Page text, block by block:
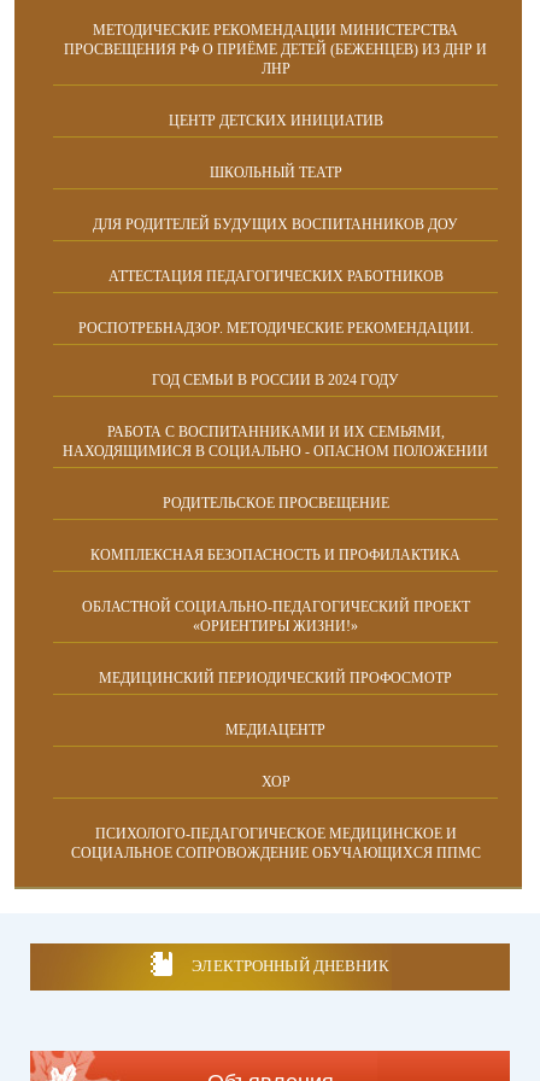
МЕТОДИЧЕСКИЕ РЕКОМЕНДАЦИИ МИНИСТЕРСТВА
ПРОСВЕЩЕНИЯ РФ О ПРИЁМЕ ДЕТЕЙ (БЕЖЕНЦЕВ) ИЗ ДНР И
ЛНР
ЦЕНТР ДЕТСКИХ ИНИЦИАТИВ
ШКОЛЬНЫЙ ТЕАТР
ДЛЯ РОДИТЕЛЕЙ БУДУЩИХ ВОСПИТАННИКОВ ДОУ
АТТЕСТАЦИЯ ПЕДАГОГИЧЕСКИХ РАБОТНИКОВ
РОСПОТРЕБНАДЗОР. МЕТОДИЧЕСКИЕ РЕКОМЕНДАЦИИ.
ГОД СЕМЬИ В РОССИИ В 2024 ГОДУ
РАБОТА С ВОСПИТАННИКАМИ И ИХ СЕМЬЯМИ,
НАХОДЯЩИМИСЯ В СОЦИАЛЬНО - ОПАСНОМ ПОЛОЖЕНИИ
РОДИТЕЛЬСКОЕ ПРОСВЕЩЕНИЕ
КОМПЛЕКСНАЯ БЕЗОПАСНОСТЬ И ПРОФИЛАКТИКА
ОБЛАСТНОЙ СОЦИАЛЬНО-ПЕДАГОГИЧЕСКИЙ ПРОЕКТ
«ОРИЕНТИРЫ ЖИЗНИ!»
МЕДИЦИНСКИЙ ПЕРИОДИЧЕСКИЙ ПРОФОСМОТР
МЕДИАЦЕНТР
ХОР
ПСИХОЛОГО-ПЕДАГОГИЧЕСКОЕ МЕДИЦИНСКОЕ И
СОЦИАЛЬНОЕ СОПРОВОЖДЕНИЕ ОБУЧАЮЩИХСЯ ППМС
ЭЛЕКТРОННЫЙ ДНЕВНИК